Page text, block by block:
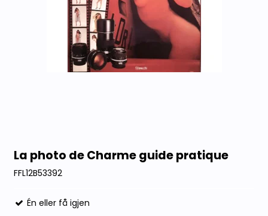
La photo de Charme guide pratique
FFL12B53392
Én eller få igjen